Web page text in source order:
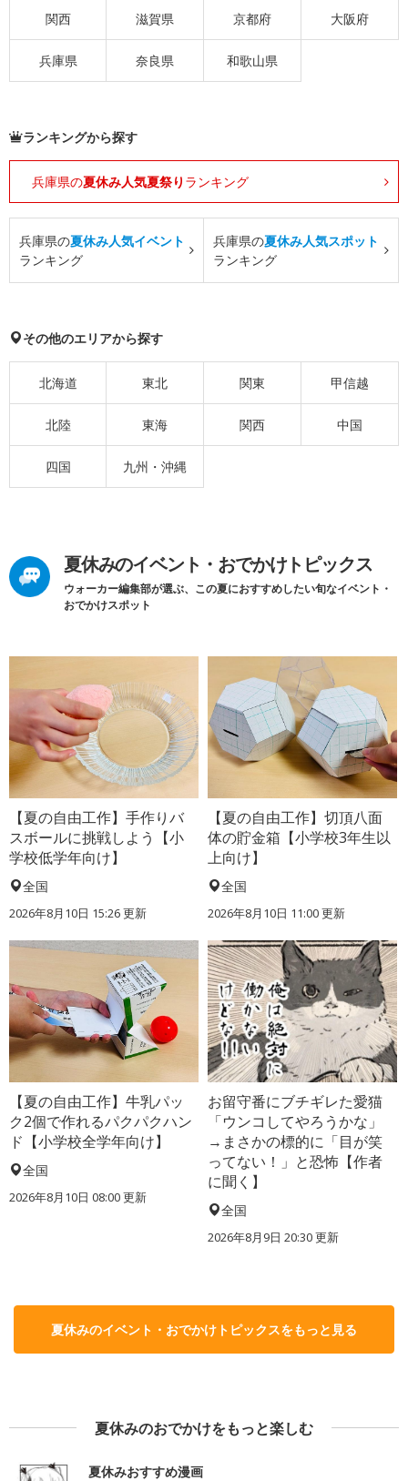
関西 滋賀県 京都府 大阪府
兵庫県 奈良県 和歌山県
ランキングから探す
兵庫県の夏休み人気夏祭り ランキング
兵庫県の夏休み人気イベント
ランキング
兵庫県の夏休み人気スポット
ランキング
その他のエリアから探す
北海道 東北 関東 甲信越
北陸 東海 関西 中国
四国 九州・沖縄
夏休みのイベント・おでかけトピックス
ウォーカー編集部が選ぶ、この夏におすすめしたい旬なイベント・
おでかけスポット
【夏の自由工作】手作りバ
スボールに挑戦しよう【小
学校低学年向け】
全国
2026年8月10日 15:26更新
【夏の自由工作】切頂八面
体の貯金箱【小学校3年生以
上向け】
全国
2026年8月10日 11:00更新
【夏の自由工作】牛乳パッ
ク2個で作れるパクパクハン
ド【小学校全学年向け】
全国
2026年8月10日 08:00更新
お留守番にブチギレた愛猫
「ウンコしてやろうかな」
→まさかの標的に「目が笑
ってない！」と恐怖【作者
に聞く】
全国
2026年8月9日 20:30更新
夏休みのイベント・おでかけトピックスをもっと見る
夏休みのおでかけをもっと楽しむ
夏休みおすすめ漫画